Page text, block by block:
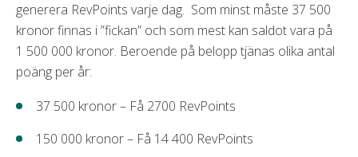
generera RevPoints varje dag. Som minst måste 37 500
kronor finnas i ”fickan” och som mest kan saldot vara på
1 500 000 kronor. Beroende på belopp tjänas olika antal
poäng per år:
37 500 kronor – Få 2700 RevPoints
150 000 kronor – Få 14 400 RevPoints